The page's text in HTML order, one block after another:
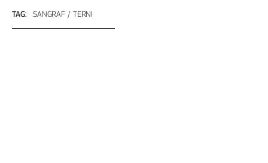
Lombardia
TAG: SANGRAF TERNI